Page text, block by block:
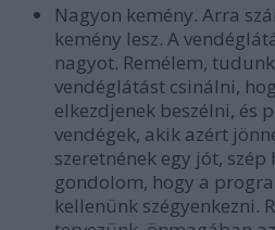
Nagyon kemény. Arra
kemény lesz. A
nagyot. Remélem,
vendéglátást csinálni,
elkezdjenek beszélni, és
vendégek, akik azért
szeretnének egy jót,
gondolom, hogy a
kellenünk szégyenkezni.